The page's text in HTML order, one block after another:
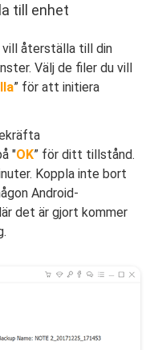
till enhet
vill återställa till din
Välj de filer du vill
” för att initiera
"OK” för ditt tillstånd.
Koppla inte bort
Android-
det är gjort kommer